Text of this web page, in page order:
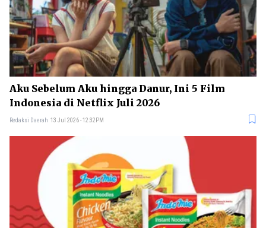
Aku Sebelum Aku hingga Danur, Ini 5 Film
Indonesia di Netflix Juli 2026
Redaksi Daerah 13 Jul 2026 - 12:32PM